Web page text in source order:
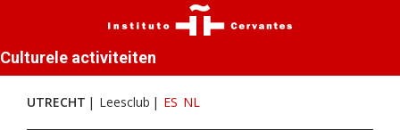
Culturele activiteiten
UTRECHT Leesclub ES NL